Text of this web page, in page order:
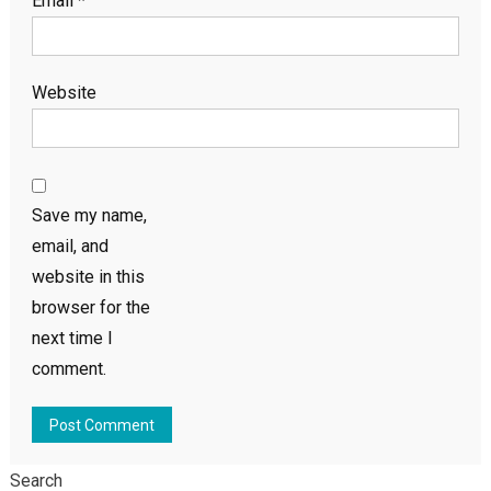
Website
Save my name,
email, and
website in this
browser for the
next time I
comment.
Search